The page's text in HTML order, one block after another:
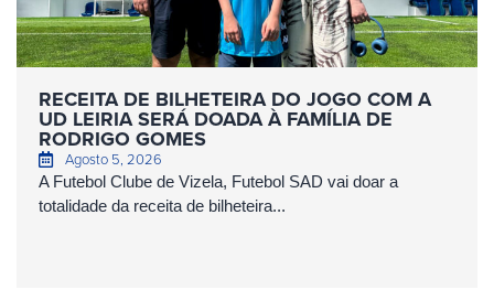
RECEITA DE BILHETEIRA DO JOGO COM A
UD LEIRIA SERÁ DOADA À FAMÍLIA DE
RODRIGO GOMES
Agosto 5, 2026
A Futebol Clube de Vizela, Futebol SAD vai doar a
totalidade da receita de bilheteira...